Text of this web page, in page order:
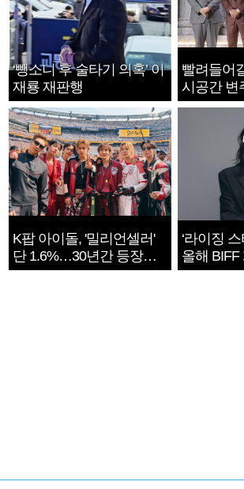
‘뺑소니 후 술타기 의혹’ 이
재룡 재판행
빨려들어
시공간
지는 ‘전쟁
K팝 아이돌, '밀리언셀러'
단 1.6%…30년간 등장
1182개팀 전수조사
‘라이징
올해 BIFF
확정